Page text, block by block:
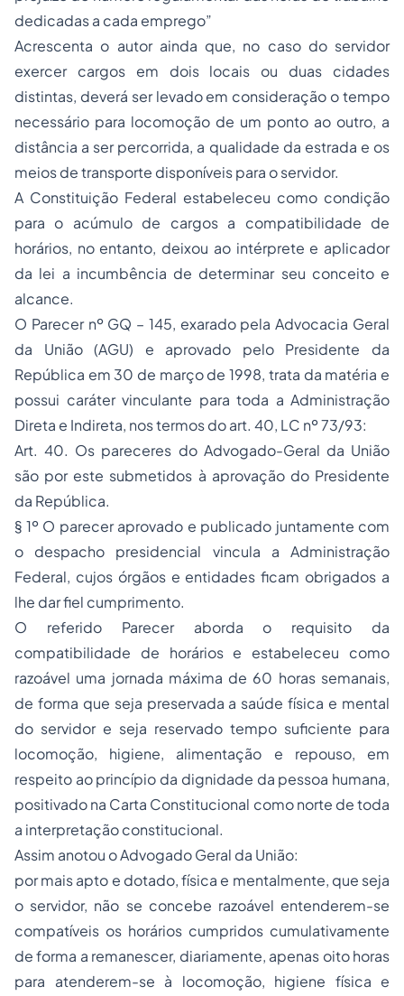
dedicadas a cada emprego”
Acrescenta o autor ainda que, no caso do servidor
exercer cargos em dois locais ou duas cidades
distintas, deverá ser levado em consideração o tempo
necessário para locomoção de um ponto ao outro, a
distância a ser percorrida, a qualidade da estrada e os
meios de transporte disponíveis para o servidor.
A Constituição Federal estabeleceu como condição
para o acúmulo de cargos a compatibilidade de
horários, no entanto, deixou ao intérprete e aplicador
da lei a incumbência de determinar seu conceito e
alcance.
O Parecer nº GQ – 145, exarado pela Advocacia Geral
da União (AGU) e aprovado pelo Presidente da
República em 30 de março de 1998, trata da matéria e
possui caráter vinculante para toda a Administração
Direta e Indireta, nos termos do art. 40, LC nº 73/93:
Art. 40. Os pareceres do Advogado-Geral da União
são por este submetidos à aprovação do Presidente
da República.
§ 1º O parecer aprovado e publicado juntamente com
o despacho presidencial vincula a Administração
Federal, cujos órgãos e entidades ficam obrigados a
lhe dar fiel cumprimento.
O referido Parecer aborda o requisito da
compatibilidade de horários e estabeleceu como
razoável uma jornada máxima de 60 horas semanais,
de forma que seja preservada a saúde física e mental
do servidor e seja reservado tempo suficiente para
locomoção, higiene, alimentação e repouso, em
respeito ao princípio da dignidade da pessoa humana,
positivado na Carta Constitucional como norte de toda
a interpretação constitucional.
Assim anotou o Advogado Geral da União:
por mais apto e dotado, física e mentalmente, que seja
o servidor, não se concebe razoável entenderem-se
compatíveis os horários cumpridos cumulativamente
de forma a remanescer, diariamente, apenas oito horas
para atenderem-se à locomoção, higiene física e